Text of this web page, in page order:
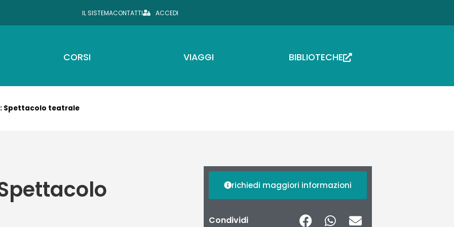
IL SISTEMACONTATTI ACCEDI
CORSI VIAGGI BIBLIOTECHE
Spettacolo teatrale
Spettacolo richiedi maggiori informazioni
Condividi